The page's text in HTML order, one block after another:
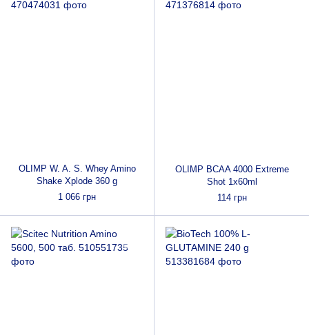
OLIMP W. A. S. Whey Amino
Shake Xplode 360 g
1 066 грн
OLIMP BCAA 4000 Extreme
Shot 1x60ml
114 грн